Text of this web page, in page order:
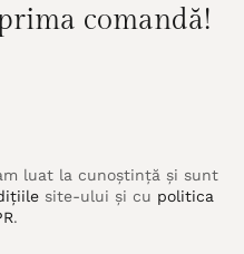
comandă!
luat la cunoștință și sunt
site-ului și cu politica
.